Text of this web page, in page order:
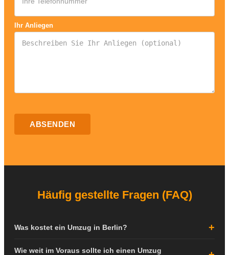
Ihr Anliegen
ABSENDEN
Häufig gestellte Fragen (FAQ)
Was kostet ein Umzug in Berlin?
Wie weit im Voraus sollte ich einen Umzug